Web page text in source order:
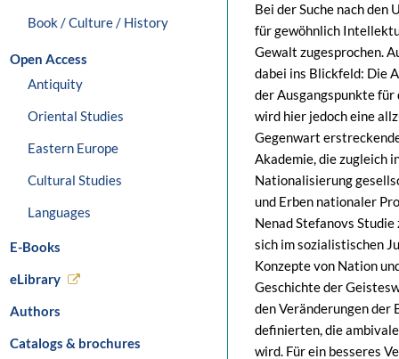
Book / Culture / History
Open Access
Antiquity
Oriental Studies
Eastern Europe
Cultural Studies
Languages
E-Books
eLibrary
Authors
Catalogs & brochures
Bei der Suche nach
für gewöhnlich
Gewalt zugesprochen.
dabei ins Blickfeld: Die
der Ausgangspunkte
wird hier jedoch eine
Gegenwart
Akademie, die zugleich
Nationalisierung
und Erben nationaler
Nenad Stefanovs
sich im sozialistischen
Konzepte von Nation
Geschichte der
den Veränderungen
definierten, die
wird. Für ein besseres